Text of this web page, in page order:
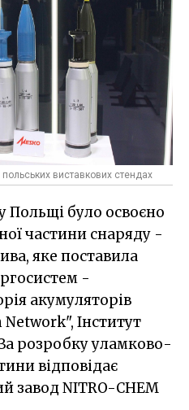
польських виставкових стендах
Польщі було освоєно
частини снаряду -
яке поставила
-
акумуляторів
Інститут
розробку уламково-
відповідає
завод NITRO-CHEM